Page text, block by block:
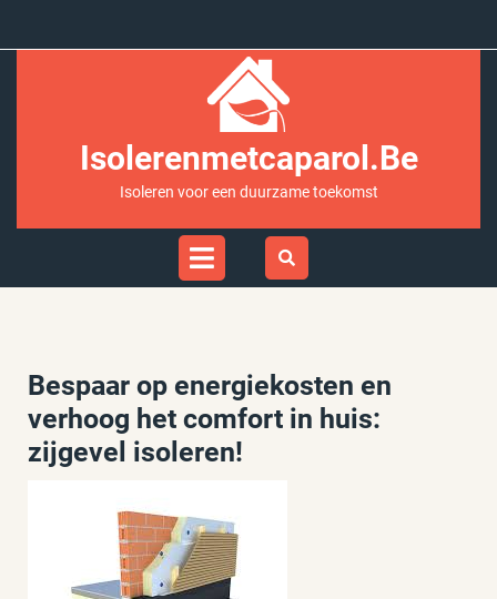
Isolerenmetcaparol.be
Isoleren voor een duurzame toekomst
Open
Bespaar op energiekosten en
verhoog het comfort in huis:
zijgevel isoleren!